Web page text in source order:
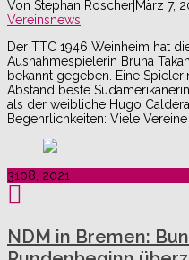
Von Stephan Roscher März 7,
Vereinsnews
Der TTC 1946 Weinheim hat
Ausnahmespielerin Bruna
bekannt gegeben. Eine
Abstand beste
als der weibliche Hugo
Begehrlichkeiten: Viele
3108, 2021
NDM in Bremen: